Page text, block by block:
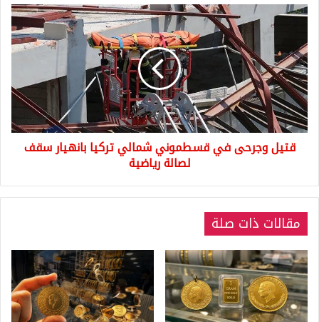
قتيل
في
قسطموني
شمالي
تركيا
بانهيار
سقف
لصالة
رياضية
قتيل وجرحى في قسطموني شمالي تركيا بانهيار سقف
لصالة رياضية
مقالات ذات صلة